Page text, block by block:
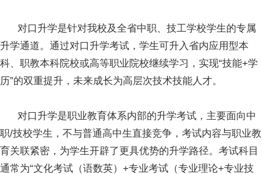
对口升学是针对我校及全省中职、技工学校学生的专属
升学通道。通过对口升学考试，学生可升入省内应用型本
科、职教本科院校或高等职业院校继续学习，实现“技能+学
历”的双重提升，未来成长为高层次技术技能人才。
对口升学是职业教育体系内部的升学考试，主要面向中
职/技校学生，不与普通高中生直接竞争，考试内容与职业教
育关联紧密，为学生开辟了更具优势的升学路径。考试科目
通常为“文化考试（语数英）+专业考试（专业理论+专业技